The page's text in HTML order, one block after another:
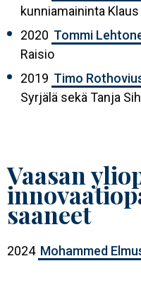
kunniamaininta
2020 Tommi
Raisio
2019 Timo
Syrjälä sekä Tanja
Vaasan
saaneet
2024 Mohammed